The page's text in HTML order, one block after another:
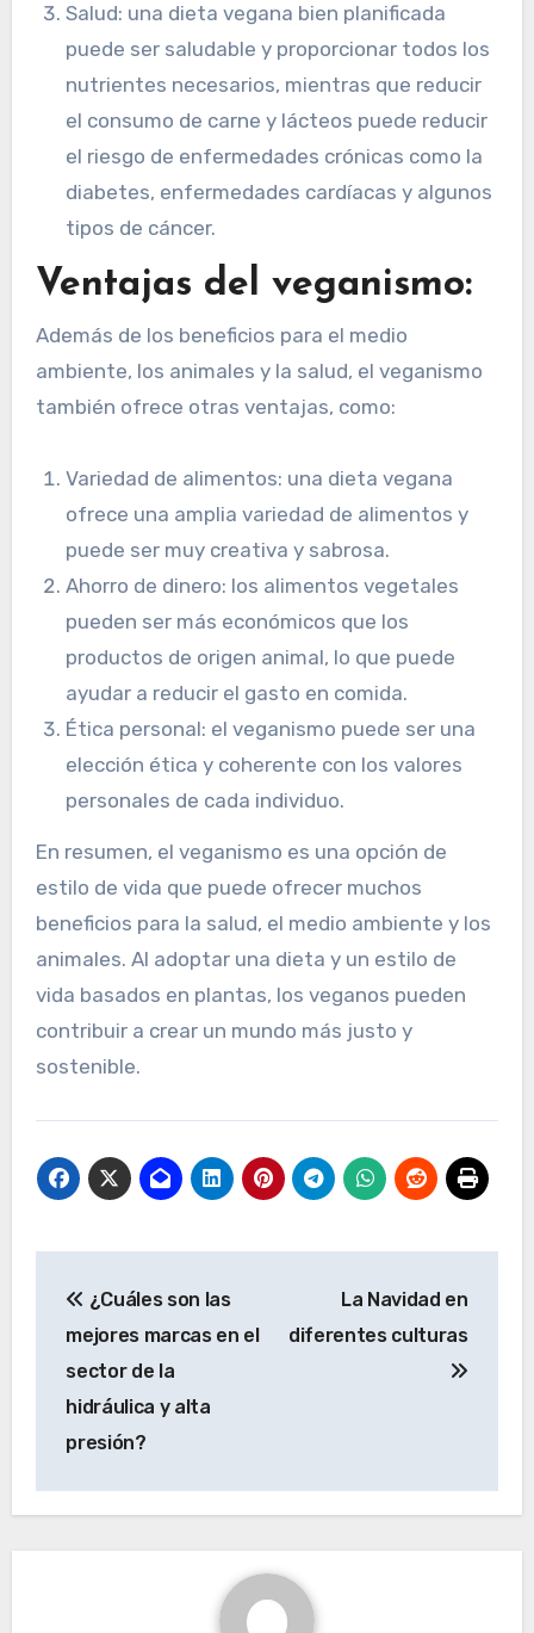
Salud: una dieta vegana bien planificada
puede ser saludable y proporcionar todos los
nutrientes necesarios, mientras que reducir
el consumo de carne y lácteos puede reducir
el riesgo de enfermedades crónicas como la
diabetes, enfermedades cardíacas y algunos
tipos de cáncer.
Ventajas del veganismo:
Además de los beneficios para el medio
ambiente, los animales y la salud, el veganismo
también ofrece otras ventajas, como:
Variedad de alimentos: una dieta vegana
ofrece una amplia variedad de alimentos y
puede ser muy creativa y sabrosa.
Ahorro de dinero: los alimentos vegetales
pueden ser más económicos que los
productos de origen animal, lo que puede
ayudar a reducir el gasto en comida.
Ética personal: el veganismo puede ser una
elección ética y coherente con los valores
personales de cada individuo.
En resumen, el veganismo es una opción de
estilo de vida que puede ofrecer muchos
beneficios para la salud, el medio ambiente y los
animales. Al adoptar una dieta y un estilo de
vida basados en plantas, los veganos pueden
contribuir a crear un mundo más justo y
sostenible.
i
¿Cuáles son las
mejores marcas en el
sector de la
hidráulica y alta
presión?
La Navidad en
diferentes culturas